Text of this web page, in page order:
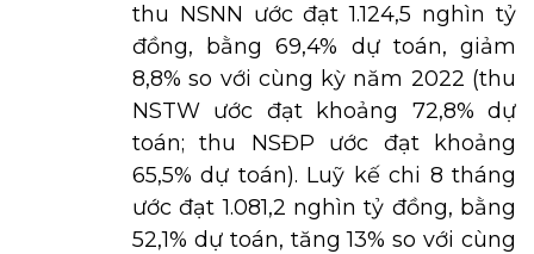
thu NSNN ước đạt 1.124,5 nghìn tỷ
đồng, bằng 69,4% dự toán, giảm
8,8% so với cùng kỳ năm 2022 (thu
NSTW ước đạt khoảng 72,8% dự
toán; thu NSĐP ước đạt khoảng
65,5% dự toán). Luỹ kế chi 8 tháng
ước đạt 1.081,2 nghìn tỷ đồng, bằng
52,1% dự toán, tăng 13% so với cùng